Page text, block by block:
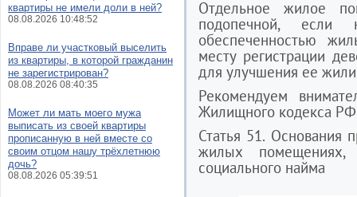
Отдельное жилое
подопечной, если
обеспеченностью
месту регистрации
для улучшения ее
Рекомендуем
Жилищного кодекса
Статья 51. Основания
жилых помещениях,
социального найма
квартиры не имели доли в ней?
08.08.2026 10:48:52
Вправе ли участковый выселить
из квартиры, в которой гражданин
не зарегистрирован?
08.08.2026 08:40:35
Может ли мать моего мужа
выписать из своей квартиры
прописанную в ней вместе со
своим отцом нашу трёхлетнюю
дочь?
08.08.2026 05:39:51